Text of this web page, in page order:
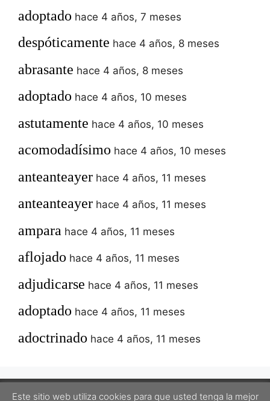
adoptado hace 4 años, 7 meses
despóticamente hace 4 años, 8 meses
abrasante hace 4 años, 8 meses
adoptado hace 4 años, 10 meses
astutamente hace 4 años, 10 meses
acomodadísimo hace 4 años, 10 meses
anteanteayer hace 4 años, 11 meses
anteanteayer hace 4 años, 11 meses
ampara hace 4 años, 11 meses
aflojado hace 4 años, 11 meses
adjudicarse hace 4 años, 11 meses
adoptado hace 4 años, 11 meses
adoctrinado hace 4 años, 11 meses
Este sitio web utiliza cookies para que usted tenga la mejor